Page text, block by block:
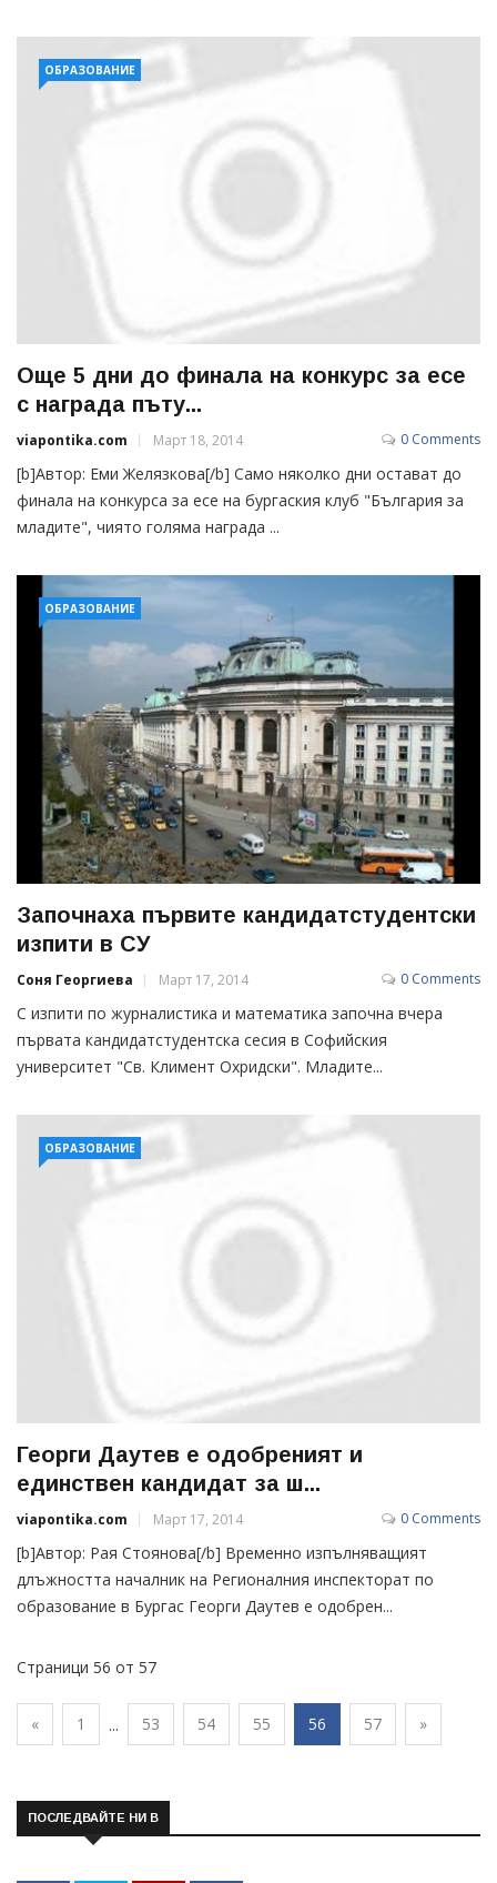
ОБРАЗОВАНИЕ
Още 5 дни до финала на конкурс за есе
с награда пъту...
viapontika.com Март 18, 2014 0 Comments
[b]Автор: Еми Желязкова[/b] Само няколко дни остават до
финала на конкурса за есе на бургаския клуб "България за
младите", чиято голяма награда ...
ОБРАЗОВАНИЕ
Започнаха първите кандидатстудентски
изпити в СУ
Соня Георгиева Март 17, 2014 0 Comments
С изпити по журналистика и математика започна вчера
първата кандидатстудентска сесия в Софийския
университет "Св. Климент Охридски". Младите...
ОБРАЗОВАНИЕ
Георги Даутев е одобреният и
единствен кандидат за ш...
viapontika.com Март 17, 2014 0 Comments
[b]Автор: Рая Стоянова[/b] Временно изпълняващият
длъжността началник на Регионалния инспекторат по
образование в Бургас Георги Даутев е одобрен...
Страници 56 от 57
« 1 ... 53 54 55 56 57 »
ПОСЛЕДВАЙТЕ НИ В